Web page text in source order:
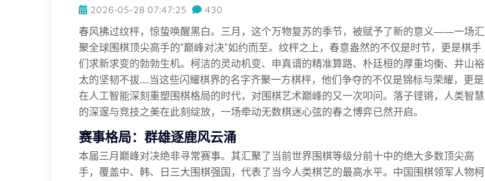
2026-05-28 07:47:25 430
春风拂过纹枰，惊蛰唤醒黑白。三月，这个万物复苏的季节，被赋予了新的意义——一场汇
聚全球围棋顶尖高手的"巅峰对决"如约而至。纹枰之上，春意盎然的不仅是时节，更是棋手
们求新求变的勃勃生机。柯洁的灵动机变、申真谞的精准算路、朴廷桓的厚重均衡、井山裕
太的坚韧不拔……当这些闪耀棋界的名字齐聚一方棋枰，他们争夺的不仅是锦标与荣耀，更是
在人工智能深刻重塑围棋格局的时代，对围棋艺术巅峰的又一次叩问。落子铿锵，人类智慧
的深邃与竞技之美在此刻绽放，一场牵动无数棋迷心弦的春之博弈已然开启。
赛事格局：群雄逐鹿风云涌
本届三月巅峰对决绝非寻常赛事。其汇聚了当前世界围棋等级分前十中的绝大多数顶尖高
手，覆盖中、韩、日三大围棋强国，代表了当今人类棋艺的最高水平。中国围棋领军人物柯